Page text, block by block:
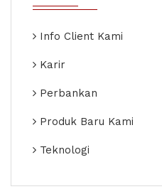
Info Client Kami
Karir
Perbankan
Produk Baru Kami
Teknologi